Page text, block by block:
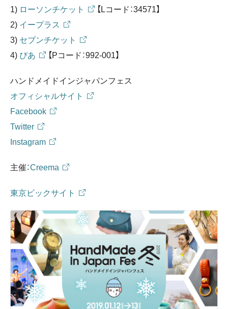
1) ローソンチケット
【Lコード：34571】
2) イープラス
3) セブンチケット
4) ぴあ 【Pコード：992-001】
ハンドメイドインジャパンフェス
オフィシャルサイト
Facebook
Twitter
Instagram
主催：Creema
東京ビックサイト